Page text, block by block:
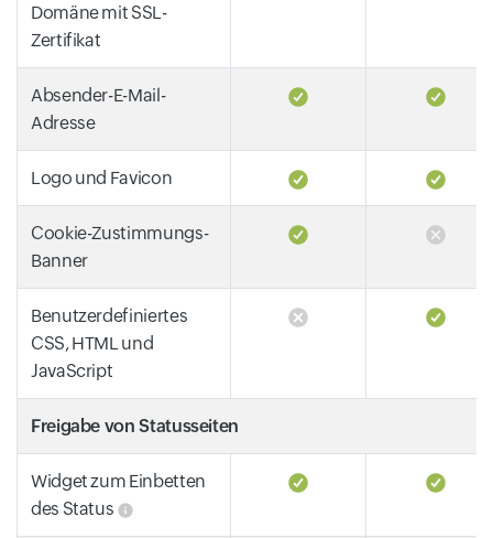
Domäne mit SSL-
Zertifikat
Absender-E-Mail-
Adresse
Logo und Favicon
Cookie-Zustimmungs-
Banner
Benutzerdefiniertes
CSS, HTML und
JavaScript
Freigabe von Statusseiten
Widget zum Einbetten
des Status